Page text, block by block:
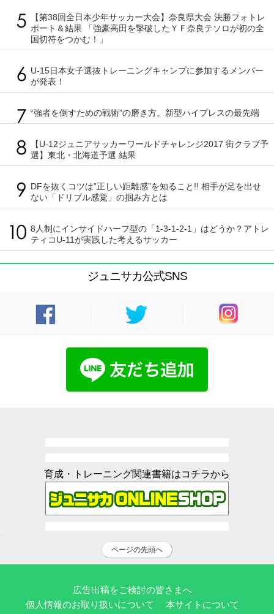
【第38回全日本少年サッカー大会】奈良県大会 決勝フォトレ
ポート＆結果 「強豪高田を撃破したＹＦ奈良テソロが初の全
国切符をつかむ！」
U-15日本女子選抜トレーニングキャンプに参加するメンバー
が発表！
“強者を倒すための戦術”の磨き方。新型ハイプレスの最先端
【U-12ジュニアサッカーワールドチャレンジ2017 街クラブ予
選】東北・北海道予選 結果
DFを抜くコツは”正しい距離感”を知ること!! 相手が足を出せ
ない「ドリブル感覚」の掴み方とは
8人制にインサイドハーフ型の「1-3-1-2-1」はどうか？アトレ
ティコU-11が実践した考えるサッカー
ジュニサカ公式SNS
育成・トレーニング関連書籍はコチラから
ページの先頭へ
広告出稿をご検討の皆さまへ
個人情報のお取り扱いについて
本サイトについて